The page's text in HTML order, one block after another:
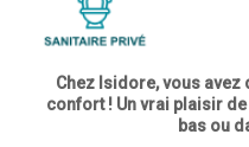
Chez Isidore, vous avez
confort ! Un vrai plaisir
bas ou